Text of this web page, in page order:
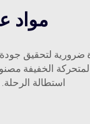
مواد
المتحركة الخفيفة
استطالة الرحلة.